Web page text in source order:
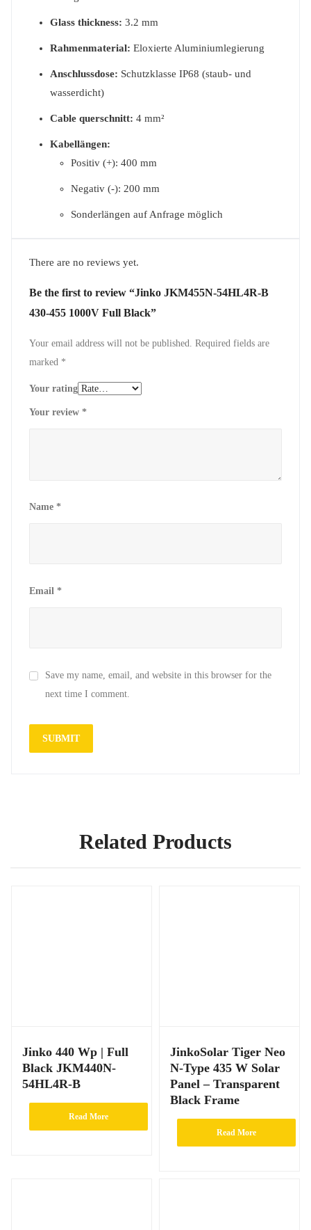
Glass thickness: 3.2 mm
Rahmenmaterial: Eloxierte Aluminiumlegierung
Anschlussdose: Schutzklasse IP68 (staub- und
wasserdicht)
Cable querschnitt: 4 mm²
Kabellängen:
Positiv (+): 400 mm
Negativ (-): 200 mm
Sonderlängen auf Anfrage möglich
There are no reviews yet.
Be the first to review “Jinko JKM455N-54HL4R-B
430-455 1000V Full Black”
Your email address will not be published. Required fields are
marked *
Your rating
Your review *
Name *
Email *
Save my name, email, and website in this browser for the
next time I comment.
Related Products
Jinko 440 Wp | Full
Black JKM440N-
54HL4R-B
Read More
JinkoSolar Tiger Neo
N-Type 435 W Solar
Panel – Transparent
Black Frame
Read More